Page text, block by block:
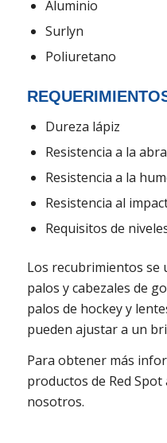
Aluminio
Surlyn
Poliuretano
Dureza lápiz
Resistencia a la
Resistencia a la
Resistencia al
Requisitos de
Los recubrimientos se
palos y cabezales de
palos de hockey y
pueden ajustar a un
Para obtener más
productos de Red
nosotros.